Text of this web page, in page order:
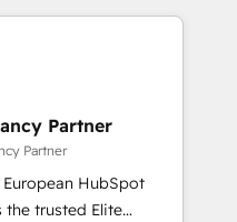
results.
optimising your
HubSpot
your teams to be
services using
Partner
Partner
HubSpot